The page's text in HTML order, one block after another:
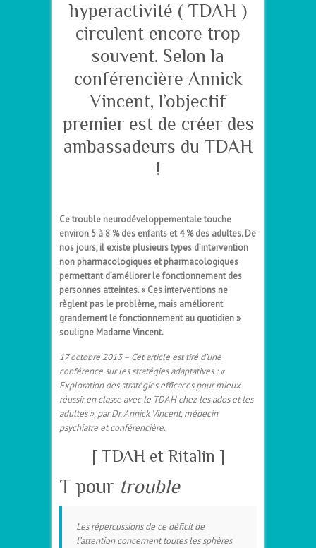
hyperactivité ( TDAH )
circulent encore trop
souvent. Selon la
conférencière Annick
Vincent, l’objectif
premier est de créer des
ambassadeurs du TDAH
!
Ce trouble neurodéveloppementale touche
environ 5 à 8 % des enfants et 4 % des adultes. De
nos jours, il existe plusieurs types d’intervention
non pharmacologiques et pharmacologiques
permettant d’améliorer le fonctionnement des
personnes atteintes. « Ces interventions ne
règlent pas le problème, mais améliorent
grandement le fonctionnement au quotidien »
souligne Madame Vincent.
17 octobre 2013 – Cet article est tiré d’une
conférence sur les stratégies adaptatives : «
Exploration des stratégies efficaces pour mieux
réussir en classe avec le TDAH chez les ados et les
adultes », par Dr. Annick Vincent, médecin
psychiatre et conférencière.
[ TDAH et Ritalin ]
T pour trouble
Les répercussions de ce déficit de
l’attention concernent toutes les sphères